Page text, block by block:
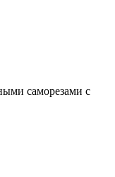
саморезами с